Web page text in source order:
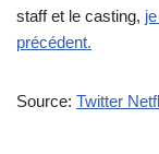
staff et le casting,
précédent.
Source: Twitter